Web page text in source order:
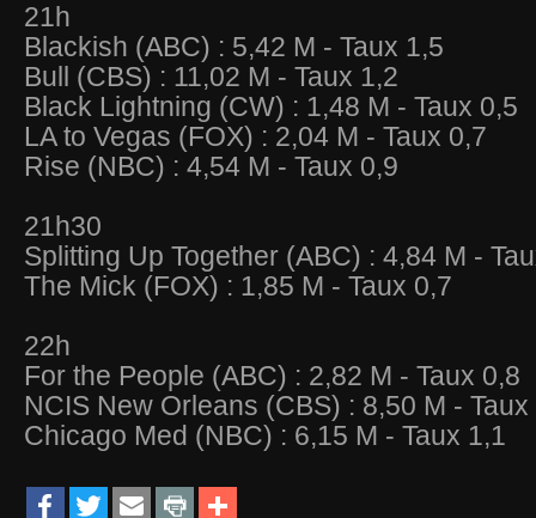
21h
Blackish (ABC) : 5,42 M - Taux 1,5
Bull (CBS) : 11,02 M - Taux 1,2
Black Lightning (CW) : 1,48 M - Taux 0,5
LA to Vegas (FOX) : 2,04 M - Taux 0,7
Rise (NBC) : 4,54 M - Taux 0,9
21h30
Splitting Up Together (ABC) : 4,84 M -
The Mick (FOX) : 1,85 M - Taux 0,7
22h
For the People (ABC) : 2,82 M - Taux 0,8
NCIS New Orleans (CBS) : 8,50 M - Taux
Chicago Med (NBC) : 6,15 M - Taux 1,1